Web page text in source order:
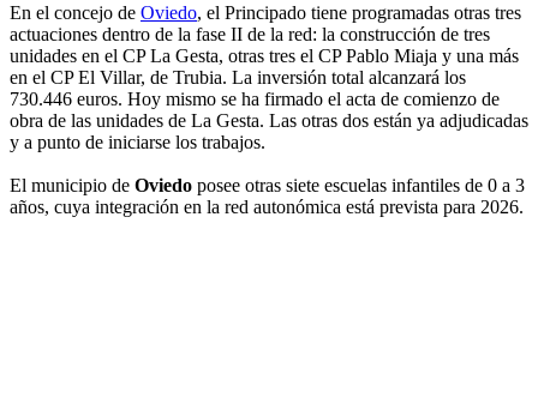
En el concejo de Oviedo, el Principado tiene programadas otras tres
actuaciones dentro de la fase II de la red: la construcción de tres
unidades en el CP La Gesta, otras tres el CP Pablo Miaja y una más
en el CP El Villar, de Trubia. La inversión total alcanzará los
730.446 euros. Hoy mismo se ha firmado el acta de comienzo de
obra de las unidades de La Gesta. Las otras dos están ya adjudicadas
y a punto de iniciarse los trabajos.
El municipio de Oviedo posee otras siete escuelas infantiles de 0 a 3
años, cuya integración en la red autonómica está prevista para 2026.